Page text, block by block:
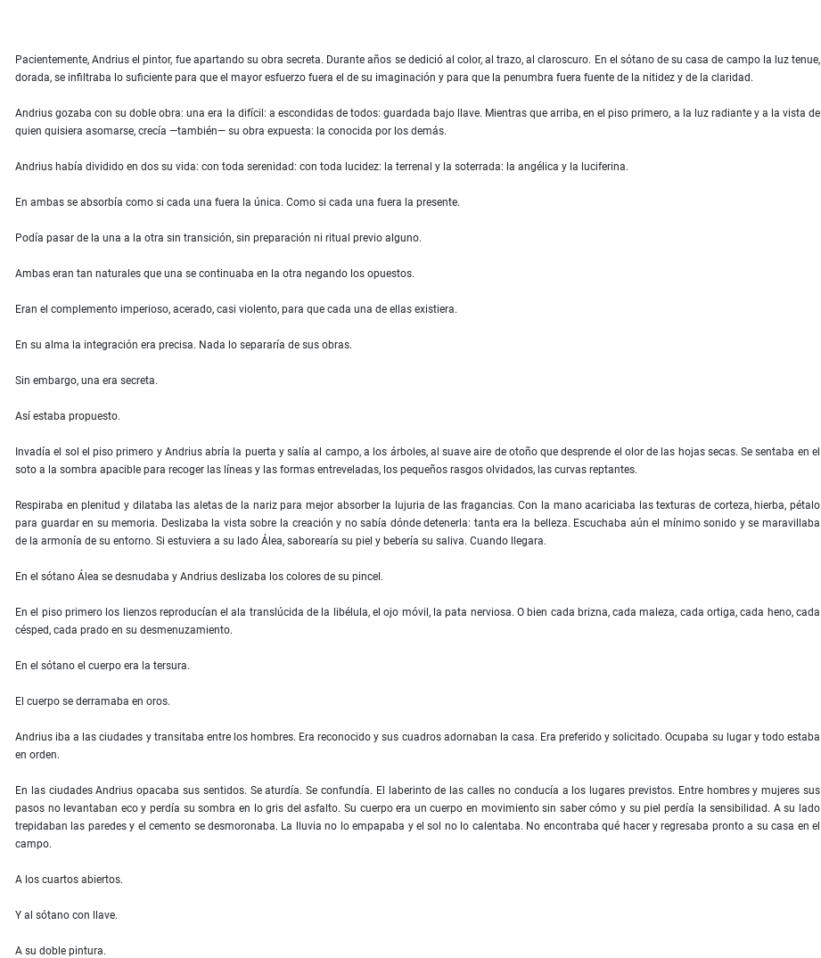
Pacientemente, Andrius el pintor, fue apartando su obra secreta. Durante años se dedició al color, al trazo, al claroscuro. En el sótano de su casa de campo la luz tenue,
dorada, se infiltraba lo suficiente para que el mayor esfuerzo fuera el de su imaginación y para que la penumbra fuera fuente de la nitidez y de la claridad.
Andrius gozaba con su doble obra: una era la difícil: a escondidas de todos: guardada bajo llave. Mientras que arriba, en el piso primero, a la luz radiante y a la vista de
quien quisiera asomarse, crecía —también— su obra expuesta: la conocida por los demás.
Andrius había dividido en dos su vida: con toda serenidad: con toda lucidez: la terrenal y la soterrada: la angélica y la luciferina.
En ambas se absorbía como si cada una fuera la única. Como si cada una fuera la presente.
Podía pasar de la una a la otra sin transición, sin preparación ni ritual previo alguno.
Ambas eran tan naturales que una se continuaba en la otra negando los opuestos.
Eran el complemento imperioso, acerado, casi violento, para que cada una de ellas existiera.
En su alma la integración era precisa. Nada lo separaría de sus obras.
Sin embargo, una era secreta.
Así estaba propuesto.
Invadía el sol el piso primero y Andrius abría la puerta y salía al campo, a los árboles, al suave aire de otoño que desprende el olor de las hojas secas. Se sentaba en el
soto a la sombra apacible para recoger las líneas y las formas entreveladas, los pequeños rasgos olvidados, las curvas reptantes.
Respiraba en plenitud y dilataba las aletas de la nariz para mejor absorber la lujuria de las fragancias. Con la mano acariciaba las texturas de corteza, hierba, pétalo
para guardar en su memoria. Deslizaba la vista sobre la creación y no sabía dónde detenerla: tanta era la belleza. Escuchaba aún el mínimo sonido y se maravillaba
de la armonía de su entorno. Si estuviera a su lado Álea, saborearía su piel y bebería su saliva. Cuando llegara.
En el sótano Álea se desnudaba y Andrius deslizaba los colores de su pincel.
En el piso primero los lienzos reproducían el ala translúcida de la libélula, el ojo móvil, la pata nerviosa. O bien cada brizna, cada maleza, cada ortiga, cada heno, cada
césped, cada prado en su desmenuzamiento.
En el sótano el cuerpo era la tersura.
El cuerpo se derramaba en oros.
Andrius iba a las ciudades y transitaba entre los hombres. Era reconocido y sus cuadros adornaban la casa. Era preferido y solicitado. Ocupaba su lugar y todo estaba
en orden.
En las ciudades Andrius opacaba sus sentidos. Se aturdía. Se confundía. El laberinto de las calles no conducía a los lugares previstos. Entre hombres y mujeres sus
pasos no levantaban eco y perdía su sombra en lo gris del asfalto. Su cuerpo era un cuerpo en movimiento sin saber cómo y su piel perdía la sensibilidad. A su lado
trepidaban las paredes y el cemento se desmoronaba. La lluvia no lo empapaba y el sol no lo calentaba. No encontraba qué hacer y regresaba pronto a su casa en el
campo.
A los cuartos abiertos.
Y al sótano con llave.
A su doble pintura.